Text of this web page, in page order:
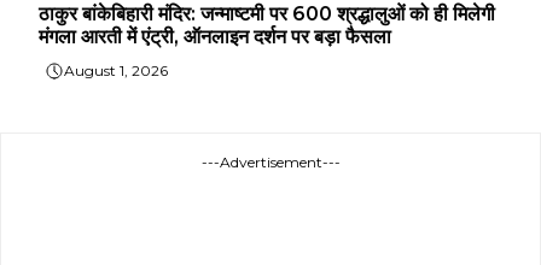
ठाकुर बांकेबिहारी मंदिर: जन्माष्टमी पर 600 श्रद्धालुओं को ही मिलेगी
मंगला आरती में एंट्री, ऑनलाइन दर्शन पर बड़ा फैसला
August 1, 2026
---Advertisement---